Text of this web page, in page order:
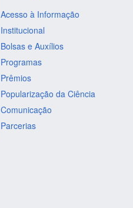
Acesso à Informação
Institucional
Bolsas e Auxílios
Programas
Prêmios
Popularização da Ciência
Comunicação
Parcerias